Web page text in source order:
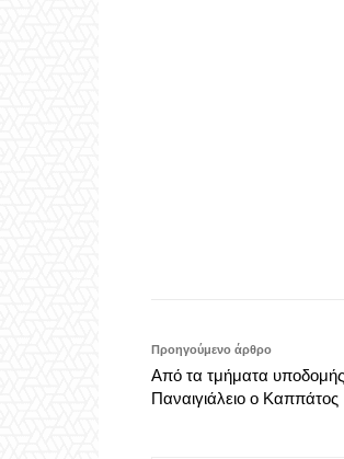
Από τα τμήματα
Aigiovoice 1